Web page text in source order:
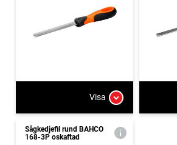
Visa
Sågkedjefil rund BAHCO
168-3P oskaftad